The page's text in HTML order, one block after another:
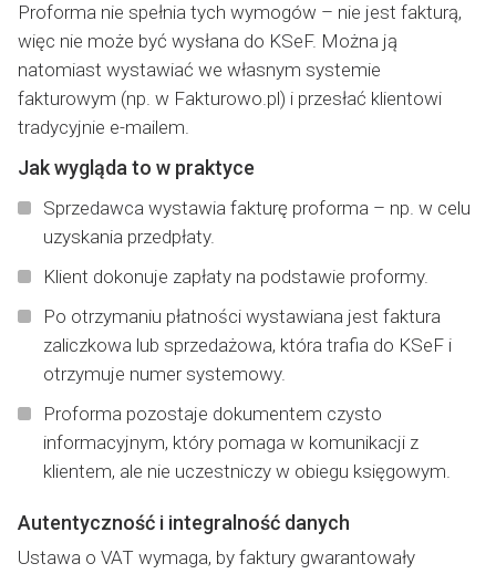
Proforma nie spełnia tych wymogów – nie jest fakturą,
więc nie może być wysłana do KSeF. Można ją
natomiast wystawiać we własnym systemie
fakturowym (np. w Fakturowo.pl) i przesłać klientowi
tradycyjnie e-mailem.
Jak wygląda to w praktyce
Sprzedawca wystawia fakturę proforma – np. w celu
uzyskania przedpłaty.
Klient dokonuje zapłaty na podstawie proformy.
Po otrzymaniu płatności wystawiana jest faktura
zaliczkowa lub sprzedażowa, która trafia do KSeF i
otrzymuje numer systemowy.
Proforma pozostaje dokumentem czysto
informacyjnym, który pomaga w komunikacji z
klientem, ale nie uczestniczy w obiegu księgowym.
Autentyczność i integralność danych
Ustawa o VAT wymaga, by faktury gwarantowały